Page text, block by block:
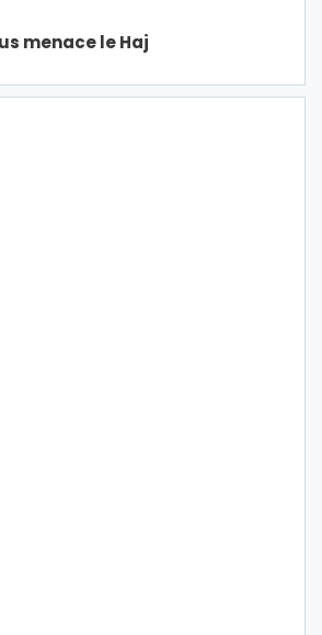
menace le Haj